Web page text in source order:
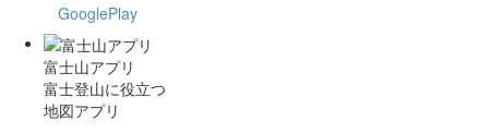
GooglePlay
富士山アプリ
富士登山に役立つ
地図アプリ